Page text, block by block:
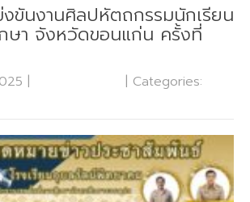
งขันงานศิลปหัตถกรรมนักเรียน
ษา จังหวัดขอนแก่น ครั้งที่
| | Categories: